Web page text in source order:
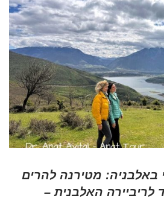
באלבניה: מטירנה להרים
לריביירה האלבנית –